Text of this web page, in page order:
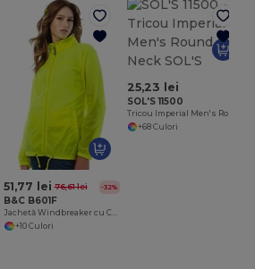
51,77 lei 76,61 lei -32%
B&C B601F
Jachetă Windbreaker cu Croială Feminină și Glugă Ascunsă
+10 Culori
25,23 lei
SOL'S 11500
+68 Culori